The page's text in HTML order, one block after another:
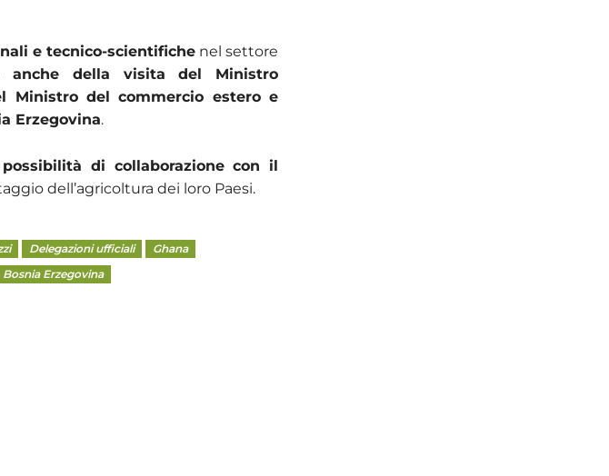
e tecnico-scientifichenel settore
anche della visita del Ministro
Ministro del commercio estero e
Erzegovina.
di collaborazione con il
dell’agricoltura dei loro Paesi.
Delegazioni ufficiali
Ghana
Bosnia Erzegovina